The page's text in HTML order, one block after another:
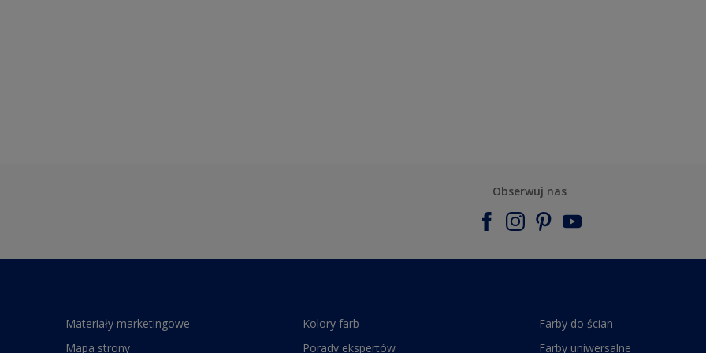
Obserwuj nas
Materiały marketingowe
Mapa strony
Kolory farb
Porady ekspertów
Farby do ścian
Farby uniwersalne